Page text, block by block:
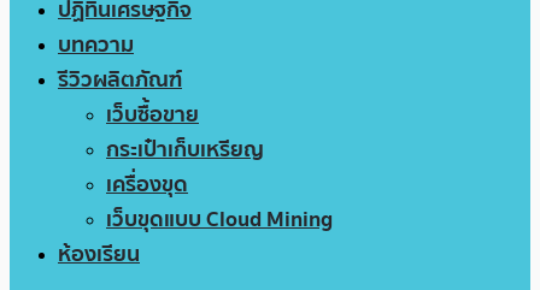
ปฏิทินเศรษฐกิจ
บทความ
รีวิวผลิตภัณฑ์
เว็บซื้อขาย
กระเป๋าเก็บเหรียญ
เครื่องขุด
เว็บขุดแบบ Cloud Mining
ห้องเรียน